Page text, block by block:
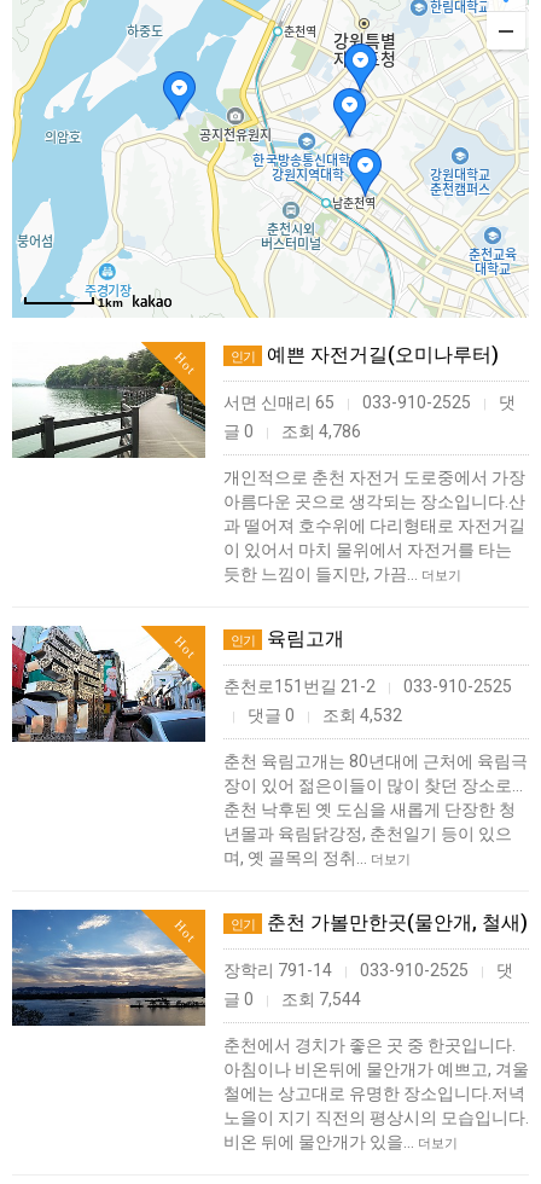
1km
Hot 인기 예쁜 자전거길(오미나루터)
서면 신매리 65 | 033-910-2525 |
댓
글 0
| 조회 4,786
개인적으로 춘천 자전거 도로중에서 가장
아름다운 곳으로 생각되는 장소입니다.산
과 떨어져 호수위에 다리형태로 자전거길
이 있어서 마치 물위에서 자전거를 타는
듯한 느낌이 들지만, 가끔…
더보기
Hot 인기 육림고개
춘천로151번길 21-2 | 033-910-2525
| 댓글 0 | 조회 4,532
춘천 육림고개는 80년대에 근처에 육림극
장이 있어 젊은이들이 많이 찾던 장소로...
춘천 낙후된 옛 도심을 새롭게 단장한 청
년몰과 육림닭강정, 춘천일기 등이 있으
며, 옛 골목의 정취…
더보기
Hot 인기 춘천 가볼만한곳(물안개, 철새)
장학리 791-14 | 033-910-2525 |
댓
글 0
| 조회 7,544
춘천에서 경치가 좋은 곳 중 한곳입니다.
아침이나 비온뒤에 물안개가 예쁘고, 겨울
철에는 상고대로 유명한 장소입니다.저녁
노을이 지기 직전의 평상시의 모습입니다.
비온 뒤에 물안개가 있을…
더보기